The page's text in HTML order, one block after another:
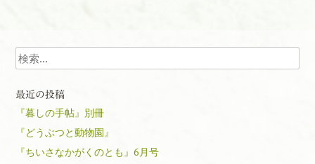
検索
最近の投稿
『暮しの手帖』別冊
『どうぶつと動物園』
『ちいさなかがくのとも』6月号